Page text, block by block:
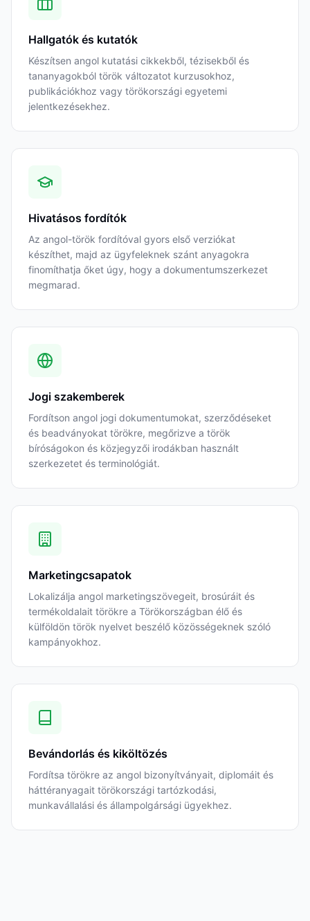
Hallgatók és kutatók
Készítsen angol kutatási cikkekből, tézisekből és
tananyagokból török változatot kurzusokhoz,
publikációkhoz vagy törökországi egyetemi
jelentkezésekhez.
Hivatásos fordítók
Az angol-török fordítóval gyors első verziókat
készíthet, majd az ügyfeleknek szánt anyagokra
finomíthatja őket úgy, hogy a dokumentumszerkezet
megmarad.
Jogi szakemberek
Fordítson angol jogi dokumentumokat, szerződéseket
és beadványokat törökre, megőrizve a török
bíróságokon és közjegyzői irodákban használt
szerkezetet és terminológiát.
Marketingcsapatok
Lokalizálja angol marketingszövegeit, brosúráit és
termékoldalait törökre a Törökországban élő és
külföldön török nyelvet beszélő közösségeknek szóló
kampányokhoz.
Bevándorlás és kiköltözés
Fordítsa törökre az angol bizonyítványait, diplomáit és
háttéranyagait törökországi tartózkodási,
munkavállalási és állampolgársági ügyekhez.